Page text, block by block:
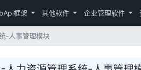
框架 其他软件 企业管理软件
-人事管理模块